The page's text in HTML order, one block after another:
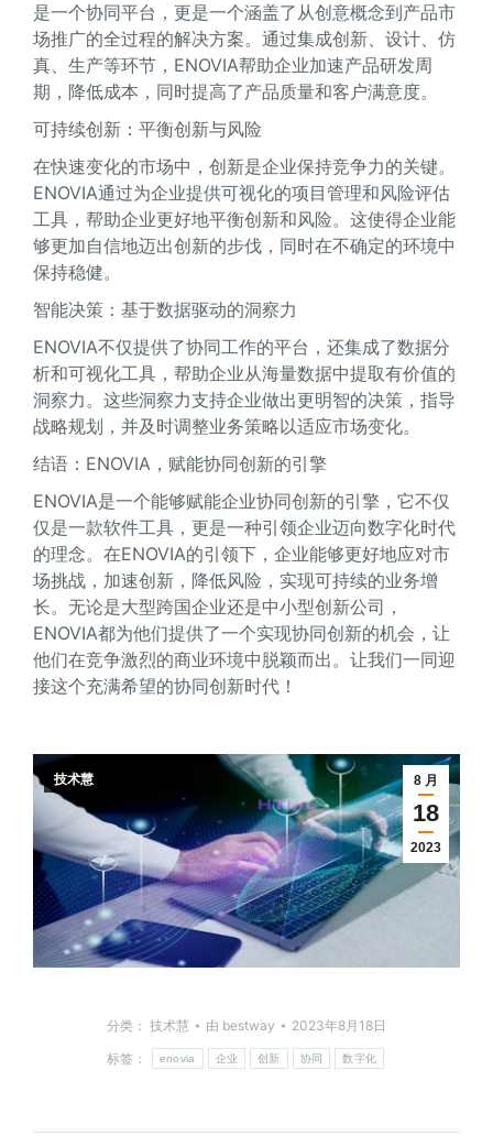
是一个协同平台，更是一个涵盖了从创意概念到产品市
场推广的全过程的解决方案。通过集成创新、设计、仿
真、生产等环节，ENOVIA帮助企业加速产品研发周
期，降低成本，同时提高了产品质量和客户满意度。
可持续创新：平衡创新与风险
在快速变化的市场中，创新是企业保持竞争力的关键。
ENOVIA通过为企业提供可视化的项目管理和风险评估
工具，帮助企业更好地平衡创新和风险。这使得企业能
够更加自信地迈出创新的步伐，同时在不确定的环境中
保持稳健。
智能决策：基于数据驱动的洞察力
ENOVIA不仅提供了协同工作的平台，还集成了数据分
析和可视化工具，帮助企业从海量数据中提取有价值的
洞察力。这些洞察力支持企业做出更明智的决策，指导
战略规划，并及时调整业务策略以适应市场变化。
结语：ENOVIA，赋能协同创新的引擎
ENOVIA是一个能够赋能企业协同创新的引擎，它不仅
仅是一款软件工具，更是一种引领企业迈向数字化时代
的理念。在ENOVIA的引领下，企业能够更好地应对市
场挑战，加速创新，降低风险，实现可持续的业务增
长。无论是大型跨国企业还是中小型创新公司，
ENOVIA都为他们提供了一个实现协同创新的机会，让
他们在竞争激烈的商业环境中脱颖而出。让我们一同迎
接这个充满希望的协同创新时代！
8 月
18
2023
技术慧
分类： 技术慧 由 bestway
2023年8月18日
标签：
enovia 企业 创新 协同 数字化